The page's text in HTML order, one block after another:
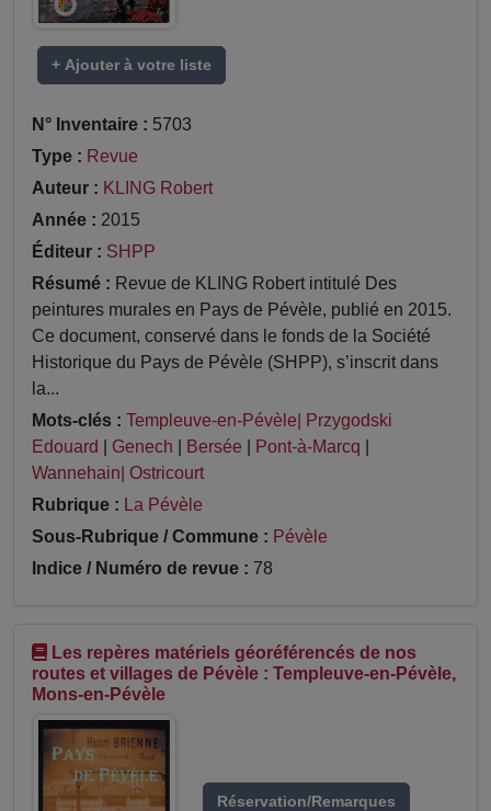
+ Ajouter à votre liste
N° Inventaire : 5703
Type : Revue
Auteur : KLING Robert
Année : 2015
Éditeur : SHPP
Résumé : Revue de KLING Robert intitulé Des
peintures murales en Pays de Pévèle, publié en 2015.
Ce document, conservé dans le fonds de la Société
Historique du Pays de Pévèle (SHPP), s’inscrit dans
la...
Mots-clés : Templeuve-en-Pévèle| Przygodski
Edouard
Genech Bersée Pont-à-Marcq
Wannehain| Ostricourt
Rubrique : La Pévèle
Sous-Rubrique / Commune : Pévèle
Indice / Numéro de revue : 78
Les repères matériels géoréférencés de nos
routes et villages de Pévèle : Templeuve-en-Pévèle,
Mons-en-Pévèle
Réservation/Remarques